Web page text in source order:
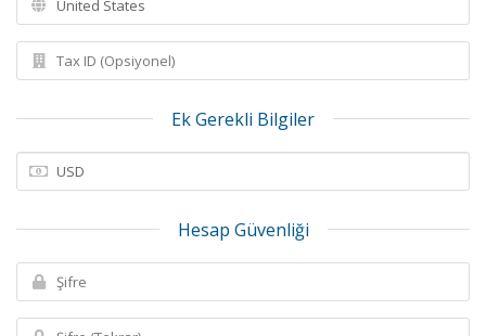
Ek Gerekli Bilgiler
Hesap Güvenliği